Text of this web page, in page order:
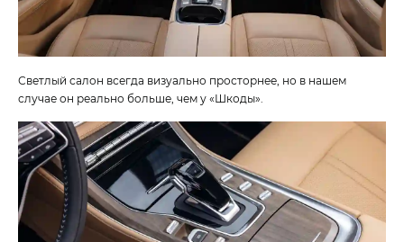
Светлый салон всегда визуально просторнее, но в нашем
случае он реально больше, чем у «Шкоды».